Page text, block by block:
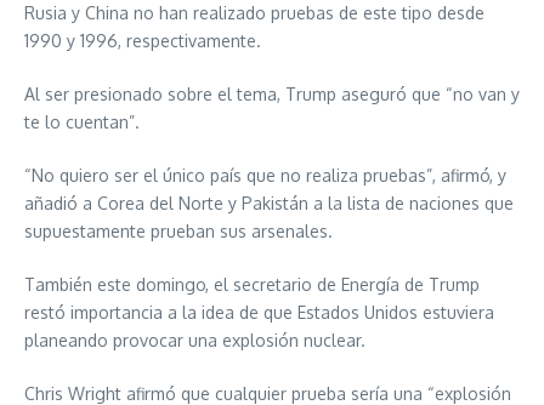
Rusia y China no han realizado pruebas de este tipo desde
1990 y 1996, respectivamente.
Al ser presionado sobre el tema, Trump aseguró que “no van y
te lo cuentan”.
“No quiero ser el único país que no realiza pruebas”, afirmó, y
añadió a Corea del Norte y Pakistán a la lista de naciones que
supuestamente prueban sus arsenales.
También este domingo, el secretario de Energía de Trump
restó importancia a la idea de que Estados Unidos estuviera
planeando provocar una explosión nuclear.
Chris Wright afirmó que cualquier prueba sería una “explosión